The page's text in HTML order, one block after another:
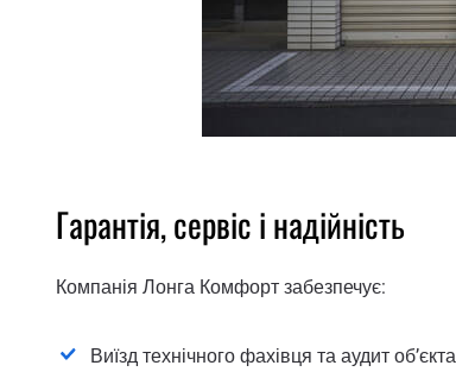
Гарантія, сервіс і надійність
Компанія Лонга Комфорт забезпечує:
Виїзд технічного фахівця та аудит об’єкта